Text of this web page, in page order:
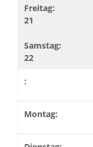
21
22